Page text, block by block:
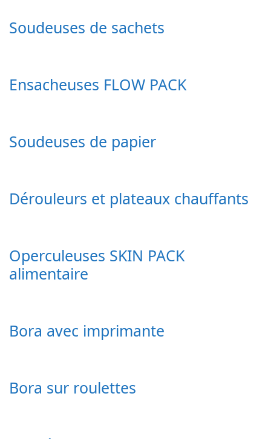
Soudeuses de sachets
Ensacheuses FLOW PACK
Soudeuses de papier
Dérouleurs et plateaux chauffants
Operculeuses SKIN PACK
alimentaire
Bora avec imprimante
Bora sur roulettes